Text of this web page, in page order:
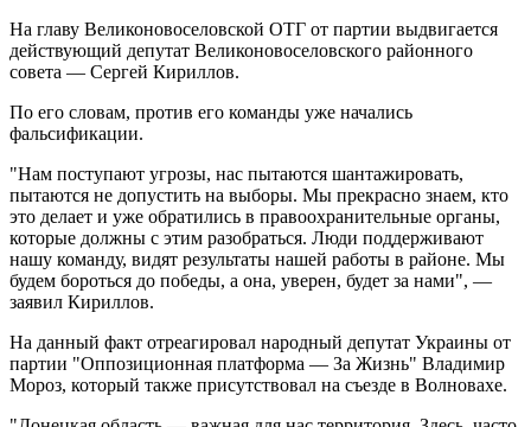
На главу Великоновоселовской ОТГ от партии выдвигается
действующий депутат Великоновоселовского районного
совета — Сергей Кириллов.
По его словам, против его команды уже начались
фальсификации.
"Нам поступают угрозы, нас пытаются шантажировать,
пытаются не допустить на выборы. Мы прекрасно знаем, кто
это делает и уже обратились в правоохранительные органы,
которые должны с этим разобраться. Люди поддерживают
нашу команду, видят результаты нашей работы в районе. Мы
будем бороться до победы, а она, уверен, будет за нами", —
заявил Кириллов.
На данный факт отреагировал народный депутат Украины от
партии "Оппозиционная платформа — За Жизнь" Владимир
Мороз, который также присутствовал на съезде в Волновахе.